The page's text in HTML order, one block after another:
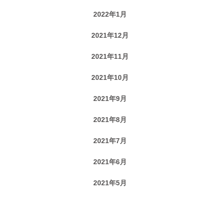
2022年1月
2021年12月
2021年11月
2021年10月
2021年9月
2021年8月
2021年7月
2021年6月
2021年5月